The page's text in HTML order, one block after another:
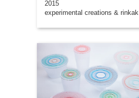
2015
experimental creations & rinkak